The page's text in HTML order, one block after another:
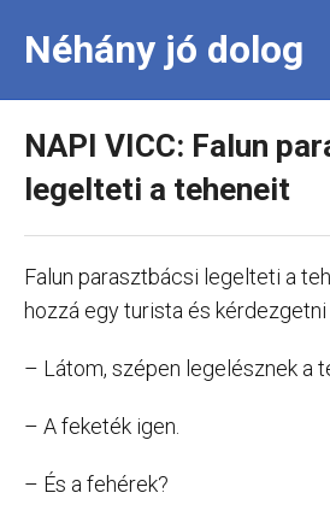
Néhány jó dolog
NAPI VICC: Falun
legelteti a teheneit
Falun parasztbácsi legelteti a
hozzá egy turista és kérdezgetni
– Látom, szépen legelésznek a
– A feketék igen.
– És a fehérek?